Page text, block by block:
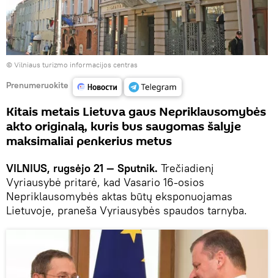
© Vilniaus turizmo informacijos centras
Prenumeruokite
Kitais metais Lietuva gaus Nepriklausomybės
akto originalą, kuris bus saugomas šalyje
maksimaliai penkerius metus
VILNIUS, rugsėjo 21 — Sputnik. Trečiadienį
Vyriausybė pritarė, kad Vasario 16-osios
Nepriklausomybės aktas būtų eksponuojamas
Lietuvoje, praneša Vyriausybės spaudos tarnyba.